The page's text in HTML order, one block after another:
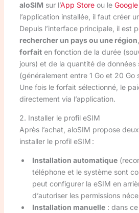
aloSIM sur l’App Storeou le
l’application installée, il faut créer
Depuis l’interface principale, il est
rechercher un pays ou une région
forfaiten fonction de la durée
jours) et de la quantité de données
(généralement entre 1 Go et 20 Go
Une fois le forfait sélectionné, le
directement via l’application.
2. Installer le profil eSIM
Après l’achat, aloSIM propose
installer le profil eSIM :
Installation automatique
téléphone et le système sont
peut configurer la eSIM en
d’autoriser les permissions
Installation manuelle: dans ce